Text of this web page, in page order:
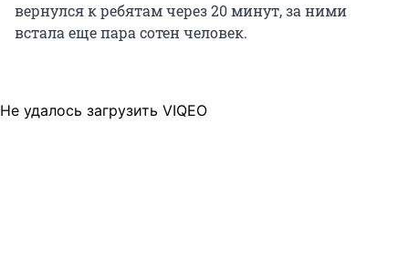
вернулся к ребятам через 20 минут, за ними
встала еще пара сотен человек.
Не удалось загрузить VIQEO